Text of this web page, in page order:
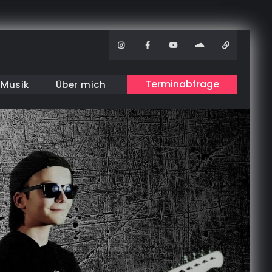
InstagramFacebook
YoutubeSoundcloud
Musik Über mich Terminabfrage